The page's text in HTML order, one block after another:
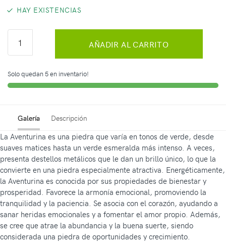
HAY EXISTENCIAS
AÑADIR AL CARRITO
Solo quedan 5 en inventario!
Galería Descripción
La Aventurina es una piedra que varía en tonos de verde, desde
suaves matices hasta un verde esmeralda más intenso. A veces,
presenta destellos metálicos que le dan un brillo único, lo que la
convierte en una piedra especialmente atractiva. Energéticamente,
la Aventurina es conocida por sus propiedades de bienestar y
prosperidad. Favorece la armonía emocional, promoviendo la
tranquilidad y la paciencia. Se asocia con el corazón, ayudando a
sanar heridas emocionales y a fomentar el amor propio. Además,
se cree que atrae la abundancia y la buena suerte, siendo
considerada una piedra de oportunidades y crecimiento.